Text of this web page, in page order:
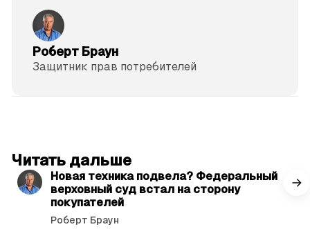
Роберт Браун
Защитник прав потре­бителей
Читать дальше
Новая техника подвела? Федеральный
верховный суд встал на сторону
покупателей
Роберт Браун